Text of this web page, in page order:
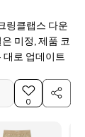
링클랩스 다운
미정, 제품 코
대로 업데이트
0